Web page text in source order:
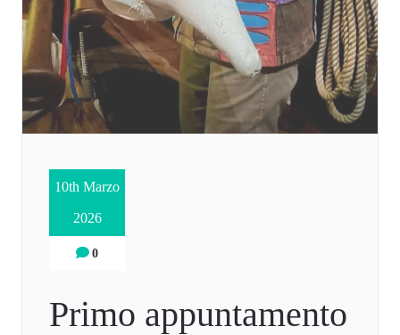
10th Marzo
2026
0
Primo appuntamento